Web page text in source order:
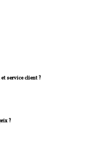
service client ?
?